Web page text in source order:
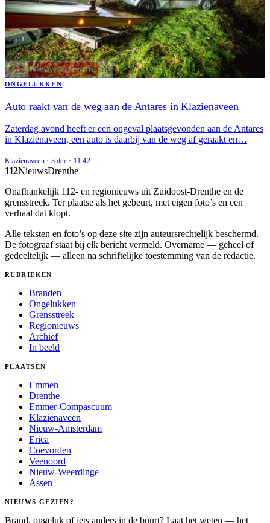
ONGELUKKEN
Auto raakt van de weg aan de Antares in Klazienaveen
Zaterdag avond heeft er een ongeval plaatsgevonden aan de Antares
in Klazienaveen, een auto is daarbij van de weg af geraakt en…
Klazienaveen· 3 dec· 11:42
112NieuwsDrenthe
Onafhankelijk 112- en regionieuws uit Zuidoost-Drenthe en de
grensstreek. Ter plaatse als het gebeurt, met eigen foto’s en een
verhaal dat klopt.
Alle teksten en foto’s op deze site zijn auteursrechtelijk beschermd.
De fotograaf staat bij elk bericht vermeld. Overname — geheel of
gedeeltelijk — alleen na schriftelijke toestemming van de redactie.
RUBRIEKEN
Branden
Ongelukken
Grensstreek
Regionieuws
Archief
In beeld
PLAATSEN
Emmen
Drenthe
Emmer-Compascuum
Klazienaveen
Nieuw-Amsterdam
Erica
Coevorden
Veenoord
Nieuw-Weerdinge
Assen
NIEUWS GEZIEN?
Brand, ongeluk of iets anders in de buurt? Laat het weten — het